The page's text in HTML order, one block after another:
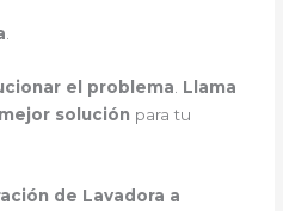
el problema Llama
solución para tu
de Lavadora a